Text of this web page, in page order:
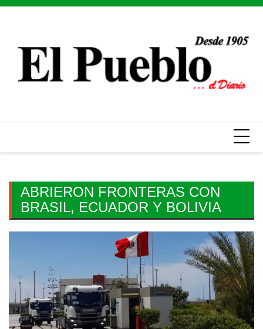
Skip
ABRIERON FRONTERAS CON
BRASIL, ECUADOR Y BOLIVIA